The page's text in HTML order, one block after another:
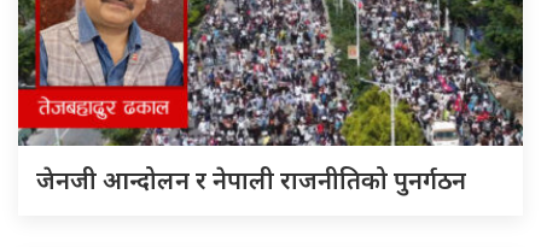
जेनजी आन्दोलन र नेपाली राजनीतिको पुनर्गठन